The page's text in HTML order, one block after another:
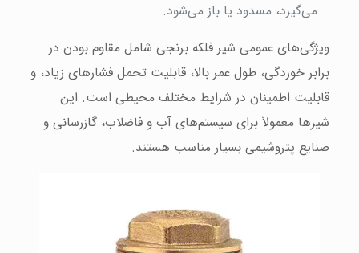
می‌گیرد، مسدود یا باز می‌شود.
ویژگی‌های عمومی شیر فلکه برنجی شامل مقاوم بودن در
برابر خوردگی، طول عمر بالا، قابلیت تحمل فشارهای زیاد، و
قابلیت اطمینان در شرایط مختلف محیطی است. این
شیرها معمولاً برای سیستم‌های آب و فاضلاب، گازرسانی و
صنایع پتروشیمی بسیار مناسب هستند.